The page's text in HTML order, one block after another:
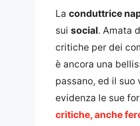
La conduttrice
sui social. Amata
critiche per dei
è ancora una
passano, ed il
evidenza le sue
critiche, anche